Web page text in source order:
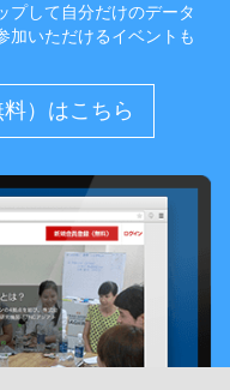
プして自分だけのデータ
加いただけるイベントも
）はこちら